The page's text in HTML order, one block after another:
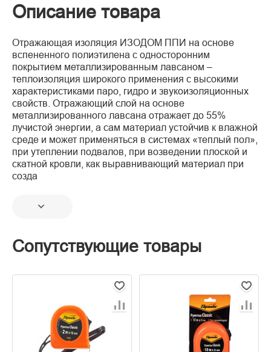
Описание товара
Отражающая изоляция ИЗОДОМ ППИ на основе
вспененного полиэтилена с односторонним
покрытием металлизированным лавсаном –
теплоизоляция широкого применения с высокими
характеристиками паро, гидро и звукоизоляционных
свойств. Отражающий слой на основе
металлизированного лавсана отражает до 55%
лучистой энергии, а сам материал устойчив к влажной
среде и может применяться в системах «теплый пол»,
при утеплении подвалов, при возведении плоской и
скатной кровли, как выравнивающий материал при
созда
Сопутствующие товары